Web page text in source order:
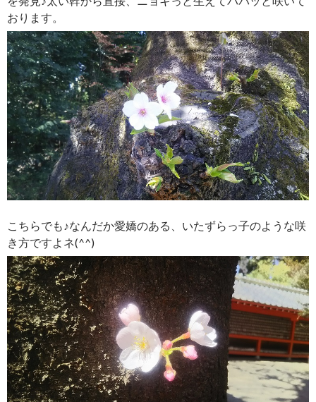
おります。
こちらでも♪なんだか愛嬌のある、いたずらっ子のような咲
き方ですよネ(^^)